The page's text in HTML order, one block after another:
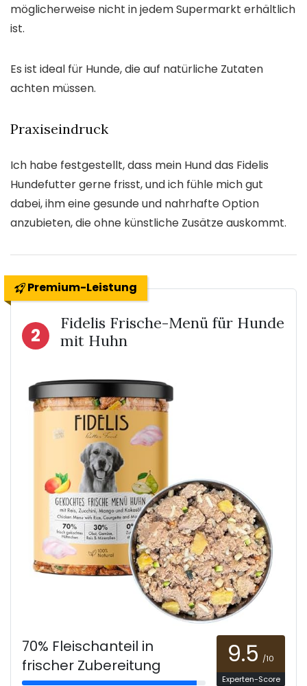
möglicherweise nicht in jedem Supermarkt erhältlich
ist.
Es ist ideal für Hunde, die auf natürliche Zutaten
achten müssen.
Praxiseindruck
Ich habe festgestellt, dass mein Hund das Fidelis
Hundefutter gerne frisst, und ich fühle mich gut
dabei, ihm eine gesunde und nahrhafte Option
anzubieten, die ohne künstliche Zusätze auskommt.
Premium-Leistung
2
Fidelis Frische-Menü für Hunde
mit Huhn
70% Fleischanteil in
frischer Zubereitung
9.5 /10
Experten-Score